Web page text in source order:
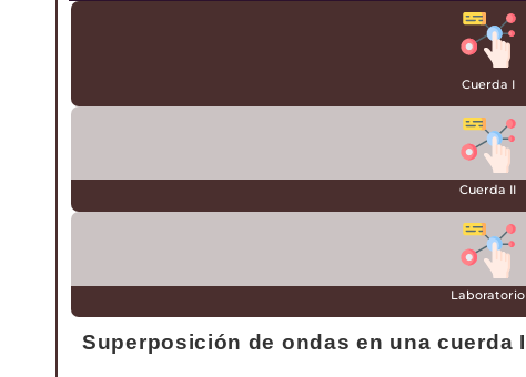
Cuerda I
Cuerda II
Laboratorio
Superposición de ondas en una cuerda I